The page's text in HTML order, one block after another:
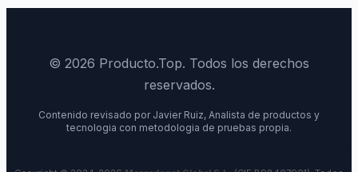
© 2026 Producto.Top. Todos los derechos
reservados.
Contenido revisado por Javier Ruiz, Analista de productos y
tecnologia con metodologia de pruebas propia.